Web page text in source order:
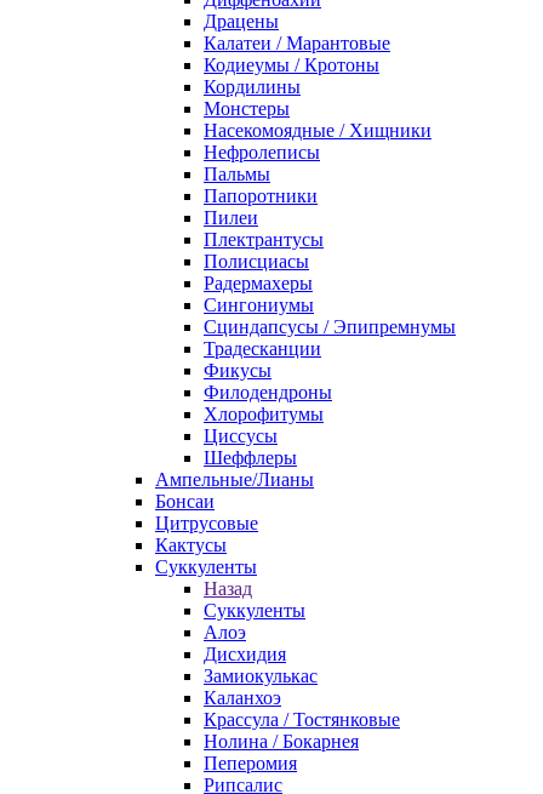
Драцены
Калатеи / Марантовые
Кодиеумы / Кротоны
Кордилины
Монстеры
Насекомоядные / Хищники
Нефролеписы
Пальмы
Папоротники
Пилеи
Плектрантусы
Полисциасы
Радермахеры
Сингониумы
Сциндапсусы / Эпипремнумы
Традесканции
Фикусы
Филодендроны
Хлорофитумы
Циссусы
Шеффлеры
Ампельные/Лианы
Бонсаи
Цитрусовые
Кактусы
Суккуленты
Назад
Суккуленты
Алоэ
Дисхидия
Замиокулькас
Каланхоэ
Крассула / Тостянковые
Нолина / Бокарнея
Пеперомия
Рипсалис